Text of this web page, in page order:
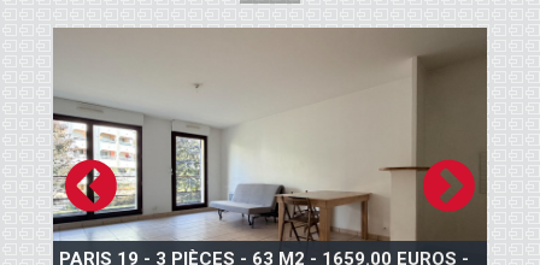
PARIS 19 - 3 PIÈCES - 63 M2 - 1659.00 EUROS -